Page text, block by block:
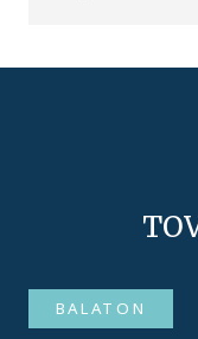
BALATON